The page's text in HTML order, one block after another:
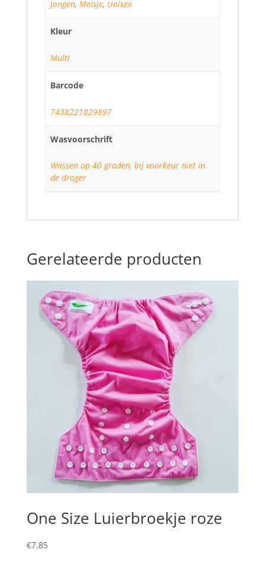
Jongen, Meisje, Unisex
Kleur
Multi
Barcode
7438221829897
Wasvoorschrift
Wassen op 40 graden, bij voorkeur niet in
de droger
Gerelateerde producten
One Size Luierbroekje roze
€7,85